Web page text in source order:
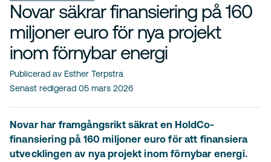
Novar säkrar finansiering på 160
miljoner euro för nya projekt
inom förnybar energi
Publicerad av Esther Terpstra
Senast redigerad 05 mars 2026
Novar har framgångsrikt säkrat en HoldCo-
finansiering på 160 miljoner euro för att finansiera
utvecklingen av nya projekt inom förnybar energi.